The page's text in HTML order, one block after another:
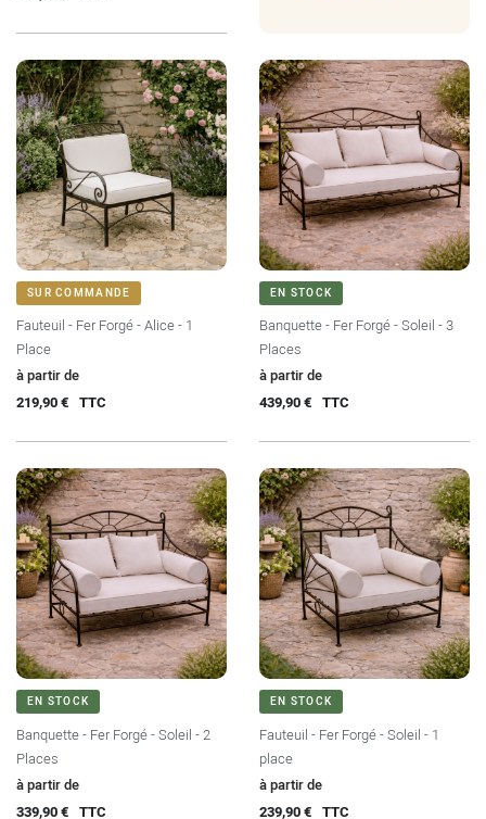
SUR COMMANDE
Fauteuil - Fer Forgé - Alice - 1
Place
à partir de
Prix
219,90 € TTC
EN STOCK
Banquette - Fer Forgé - Soleil - 3
Places
à partir de
Prix
439,90 € TTC
EN STOCK
Banquette - Fer Forgé - Soleil - 2
Places
à partir de
Prix
339,90 € TTC
EN STOCK
Fauteuil - Fer Forgé - Soleil - 1
place
à partir de
Prix
239,90 € TTC